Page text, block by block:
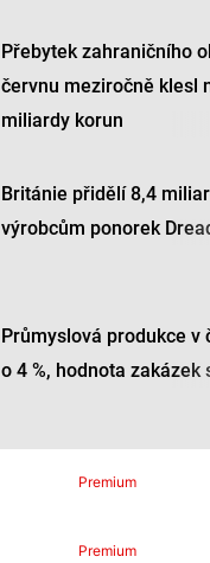
Přebytek zahraničního
červnu meziročně klesl
miliardy korun
Británie přidělí 8,4
výrobcům ponorek
Průmyslová produkce v
o 4 %, hodnota zakázek
Premium
Premium